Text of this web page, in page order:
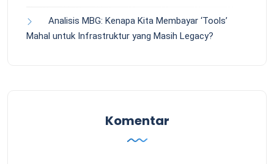
Analisis MBG: Kenapa Kita Membayar ‘Tools’
Mahal untuk Infrastruktur yang Masih Legacy?
Komentar